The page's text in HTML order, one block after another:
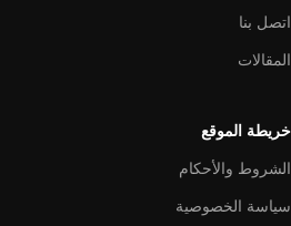
اتصل بنا
المقالات
خريطة الموقع
الشروط والأحكام
سياسة الخصوصية